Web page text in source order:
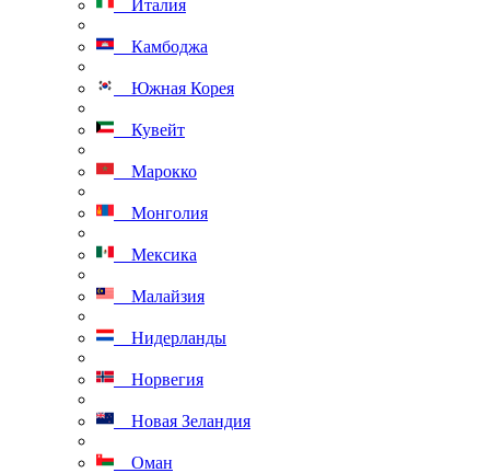
Италия
Камбоджа
Южная Корея
Кувейт
Марокко
Монголия
Мексика
Малайзия
Нидерланды
Норвегия
Новая Зеландия
Оман